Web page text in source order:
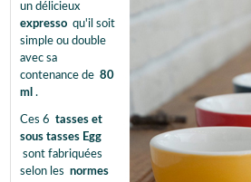
un délicieux
expresso qu'il soit
simple ou double
avec sa
contenance de 80
ml .
Ces 6 tasses et
sous tasses Egg
sont fabriquées
selon les normes